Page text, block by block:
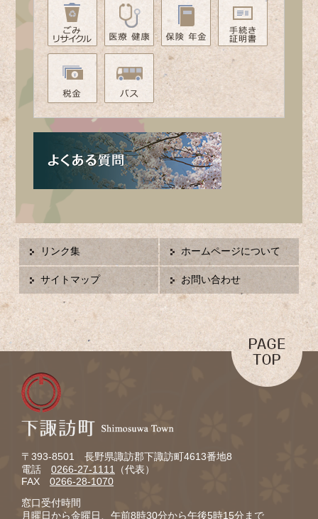
リンク集 ホームページについて
サイトマップ お問い合わせ
〒393-8501 長野県諏訪郡下諏訪町4613番地8
電話 0266-27-1111
（代表）
FAX 0266-28-1070
窓口受付時間
月曜日から金曜日、午前8時30分から午後5時15分まで